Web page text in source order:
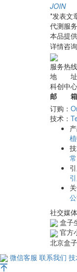
JOIN
*发表文
代测服
本品提
详情咨
服务热线
地 址
科创中
邮 箱
订购：
技术：
社交媒体
盒子
官方
北京盒
微信客服 联系我们